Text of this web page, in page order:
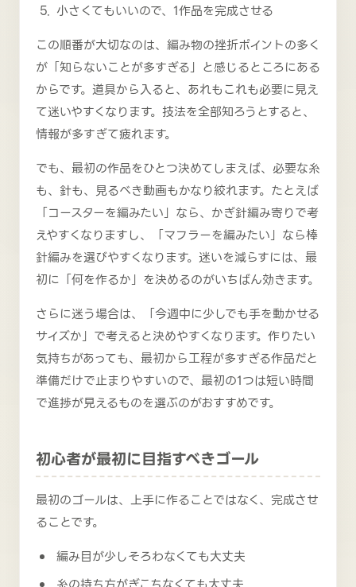
小さくてもいいので、1作品を完成させる
この順番が大切なのは、編み物の挫折ポイントの多く
が「知らないことが多すぎる」と感じるところにある
からです。道具から入ると、あれもこれも必要に見え
て迷いやすくなります。技法を全部知ろうとすると、
情報が多すぎて疲れます。
でも、最初の作品をひとつ決めてしまえば、必要な糸
も、針も、見るべき動画もかなり絞れます。たとえば
「コースターを編みたい」なら、かぎ針編み寄りで考
えやすくなりますし、「マフラーを編みたい」なら棒
針編みを選びやすくなります。迷いを減らすには、最
初に「何を作るか」を決めるのがいちばん効きます。
さらに迷う場合は、「今週中に少しでも手を動かせる
サイズか」で考えると決めやすくなります。作りたい
気持ちがあっても、最初から工程が多すぎる作品だと
準備だけで止まりやすいので、最初の1つは短い時間
で進捗が見えるものを選ぶのがおすすめです。
初心者が最初に目指すべきゴール
最初のゴールは、上手に作ることではなく、完成させ
ることです。
編み目が少しそろわなくても大丈夫